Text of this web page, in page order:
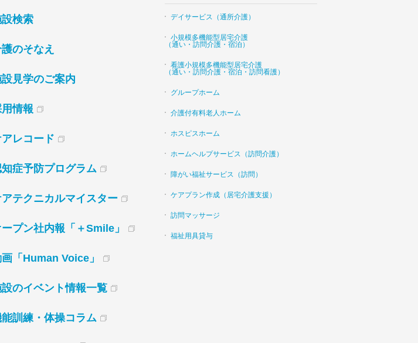
検索
のそなえ
見学のご案内
情報
レコード
症予防プログラム
テクニカルマイスター
プン社内報「＋Smile」
「Human Voice」
のイベント情報一覧
訓練・体操コラム
デイサービス（通所介護）
小規模多機能型居宅介護
（通い・訪問介護・宿泊）
看護小規模多機能型居宅介護
（通い・訪問介護・宿泊・訪問看護）
グループホーム
介護付有料老人ホーム
ホスピスホーム
ホームヘルプサービス（訪問介護）
障がい福祉サービス（訪問）
ケアプラン作成（居宅介護支援）
訪問マッサージ
福祉用具貸与